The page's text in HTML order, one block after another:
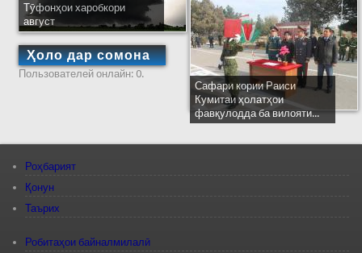
Тӯфонҳои харобкори
август
Ҳоло дар сомона
Пользователей онлайн: 0.
Сафари кории Раиси
Кумитаи ҳолатҳои
фавқулодда ба вилояти...
Роҳбарият
Қонун
Таърих
Робитаҳои байналмилалӣ